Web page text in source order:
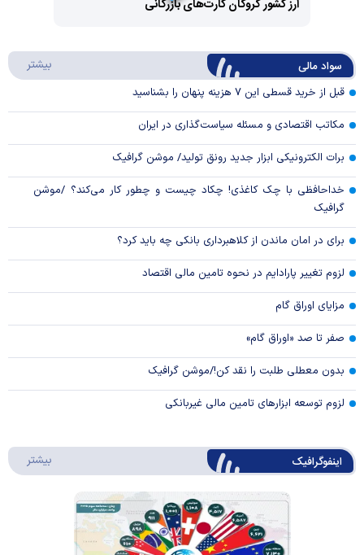
Video
ارز کشور گروگان کارت‌های بازرگانی
سواد مالی بیشتر
قبل از خرید قسطی این ۷ هزینه پنهان را بشناسید
مکاتب اقتصادی و مسئله سیاست‌گذاری در ایران
برات الکترونیکی ابزار جدید رونق تولید/ موشن گرافیک
خداحافظی با چک کاغذی! چکاد چیست و چطور کار می‌کند؟ /موشن
گرافیک
برای در امان ماندن از کلاهبرداری بانکی چه باید کرد؟
لزوم تغییر پارادایم در نحوه تامین مالی اقتصاد
مزایای اوراق گام
صفر تا صد «اوراق گام»
بدون معطلی طلبت را نقد کن!/موشن گرافیک
لزوم توسعه ابزارهای تامین مالی غیربانکی
اینفوگرافیک بیشتر